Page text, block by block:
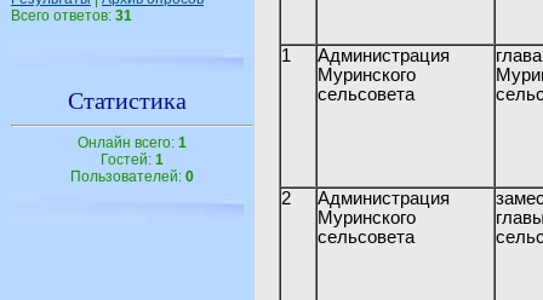
Всего ответов: 31
Статистика
Онлайн всего: 1
Гостей: 1
Пользователей: 0
1
Администрация
Муринского
сельсовета
2
Администрация
Муринского
сельсовета